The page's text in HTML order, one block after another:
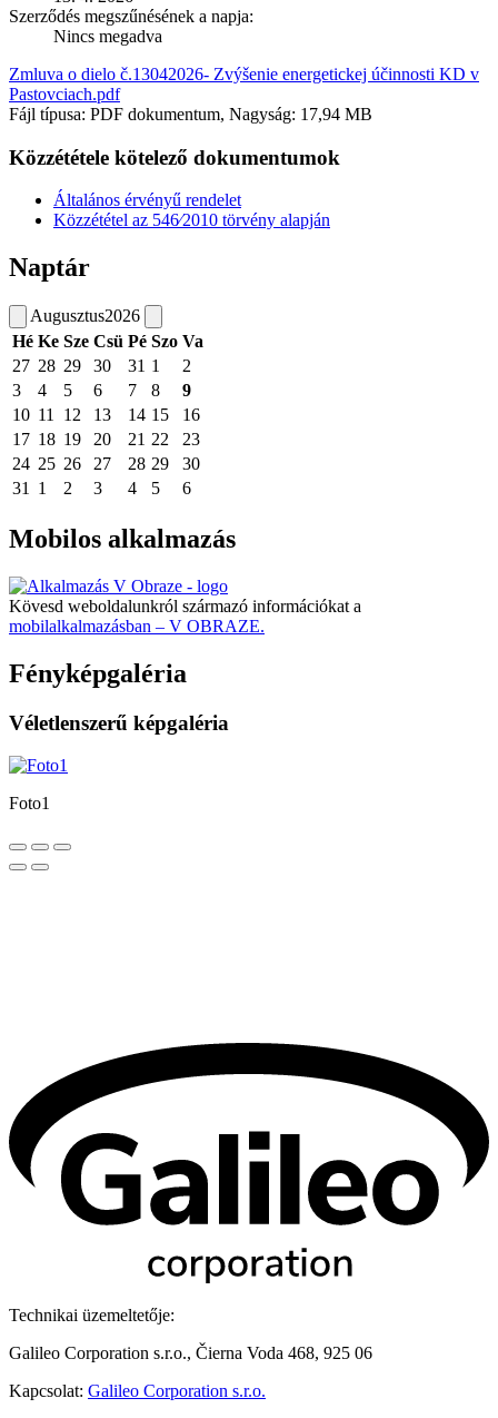
Szerződés megszűnésének a napja:
Nincs megadva
Zmluva o dielo č.13042026- Zvýšenie energetickej účinnosti KD v
Pastovciach.pdf
Fájl típusa: PDF dokumentum, Nagyság: 17,94 MB
Közzététele kötelező dokumentumok
Általános érvényű rendelet
Közzététel az 546⁄2010 törvény alapján
Naptár
Augusztus2026
Hé Ke Sze Csü Pé Szo Va
27 28 29 30 31 1
2
3
4 5 6 7 8
9
10 11 12 13 14 15
16
17 18 19 20 21 22
23
24 25 26 27 28 29
30
31
1 2 3 4 5 6
Mobilos alkalmazás
Kövesd weboldalunkról származó információkat a
mobilalkalmazásban – V OBRAZE.
Fényképgaléria
Véletlenszerű képgaléria
Foto1
Technikai üzemeltetője:
Galileo Corporation s.r.o., Čierna Voda 468, 925 06
Kapcsolat: Galileo Corporation s.r.o.